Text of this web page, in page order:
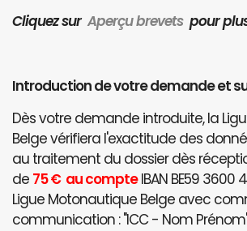
Cliquez surAperçu brevets pour
Introduction de votre demande et
Dès votre demande introduite, la
Belge vérifiera l'exactitude des
au traitement du dossier dès
de 75 € au compteIBAN BE59 3600
Ligue Motonautique Belge avec
communication : "ICC - Nom